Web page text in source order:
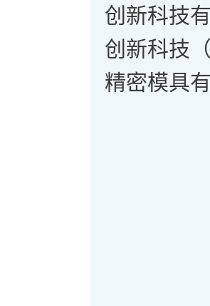
创新科技
创新科技
精密模具